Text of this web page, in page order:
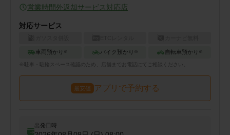
営業時間外返却サービス対応店
対応サービス
車両預かり ※ バイク預かり ※ 自転車預かり ※
※ 駐車・駐輪 スペース確認のため、店舗までお電話にてご相談ください。
最安値 アプリで予約する
出発日時